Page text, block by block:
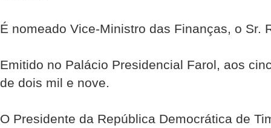
É nomeado Vice-Ministro das Finanças, o Sr.
Emitido no Palácio Presidencial Farol, aos
de dois mil e nove.
O Presidente da República Democrática de